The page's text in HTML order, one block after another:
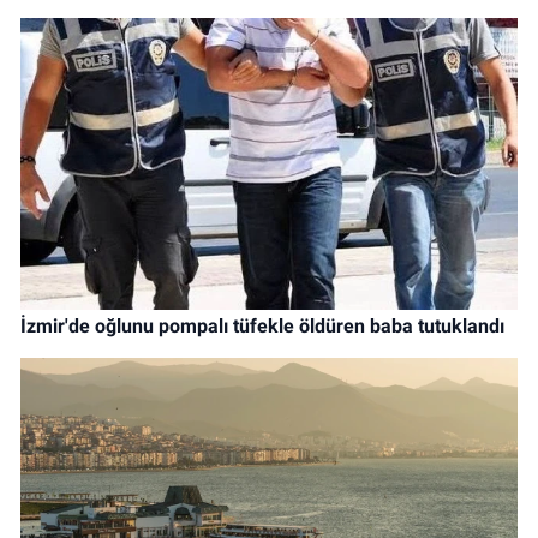
İzmir'de oğlunu pompalı tüfekle öldüren baba tutuklandı